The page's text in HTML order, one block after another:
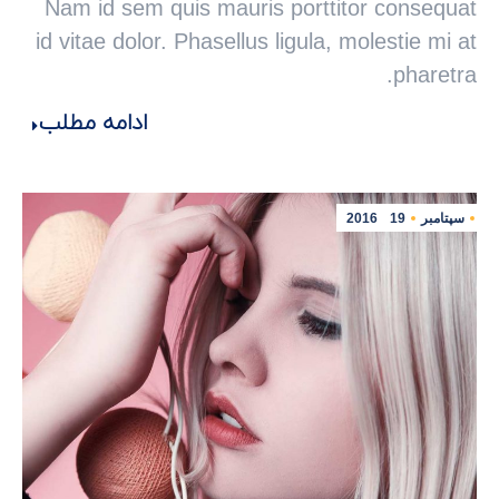
Nam id sem quis mauris porttitor consequat
id vitae dolor. Phasellus ligula, molestie mi at
pharetra.
ادامه مطلب
سپتامبر 19
2016